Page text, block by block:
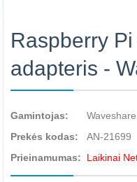
Raspberry
adapteris -
Gamintojas:
Waveshare
Prekės kodas:
AN-21699
Prieinamumas:
Laikinai